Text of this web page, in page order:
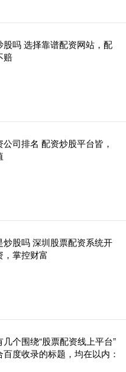
股吗 选择靠谱配资网站，配
赔
司排名 配资炒股平台皆，
炒股吗 深圳股票配资系统开
，掌控财富
个围绕“股票配资线上平台”
度收录的标题，均在以内：